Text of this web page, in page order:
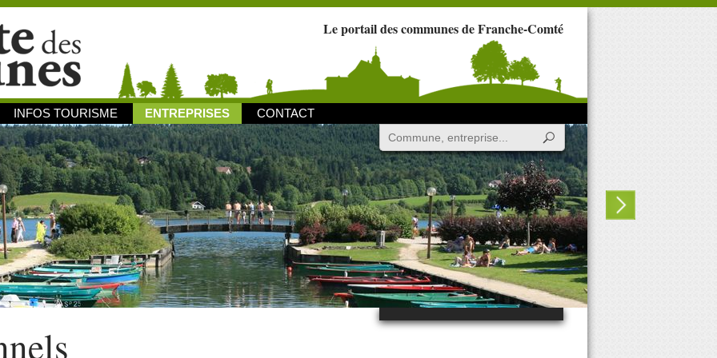
Le portail des communes de Franche-Comté
INFOS TOURISME ENTREPRISES CONTACT